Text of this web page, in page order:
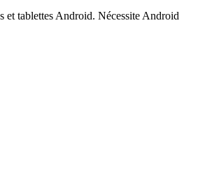
et tablettes Android. Nécessite Android